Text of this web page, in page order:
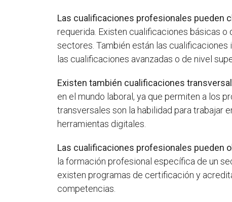
Las cualificaciones profesionales pueden
requerida. Existen cualificaciones básicas
sectores. También están las
las cualificaciones avanzadas o de nivel
Existen también cualificaciones
en el mundo laboral, ya que permiten a los
transversales son la habilidad para trabajar
herramientas digitales.
Las cualificaciones profesionales pueden
la formación profesional específica de un
existen programas de certificación y
competencias.